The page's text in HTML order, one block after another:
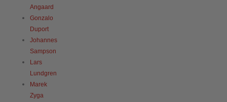
Angaard
Gonzalo
Duport
Johannes
Sampson
Lars
Lundgren
Marek
Zyga